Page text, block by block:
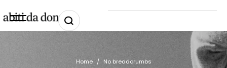
Home / No breadcrumbs